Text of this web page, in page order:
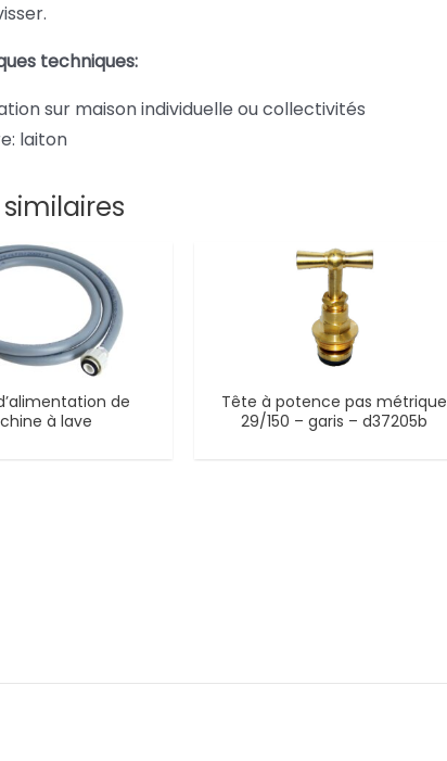
techniques:
sur maison individuelle ou collectivités
laiton
de
à lave
Tête à potence pas métrique
29/150 – garis – d37205b